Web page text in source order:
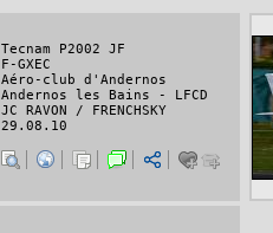
Tecnam P2002 JF
F-GXEC
Aéro-club d'Andernos
Andernos les Bains - LFCD
JC RAVON / FRENCHSKY
29.08.10